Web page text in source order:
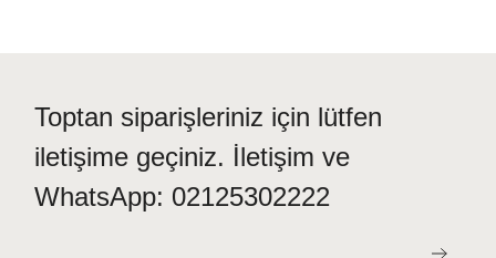
Toptan siparişleriniz için lütfen
iletişime geçiniz. İletişim ve
WhatsApp: 02125302222